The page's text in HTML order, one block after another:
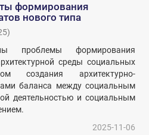
формирования
нового типа
)
проблемы формирования
среды социальных
создания архитектурно-
баланса между социальным
деятельностью и социальным
2025-11-06